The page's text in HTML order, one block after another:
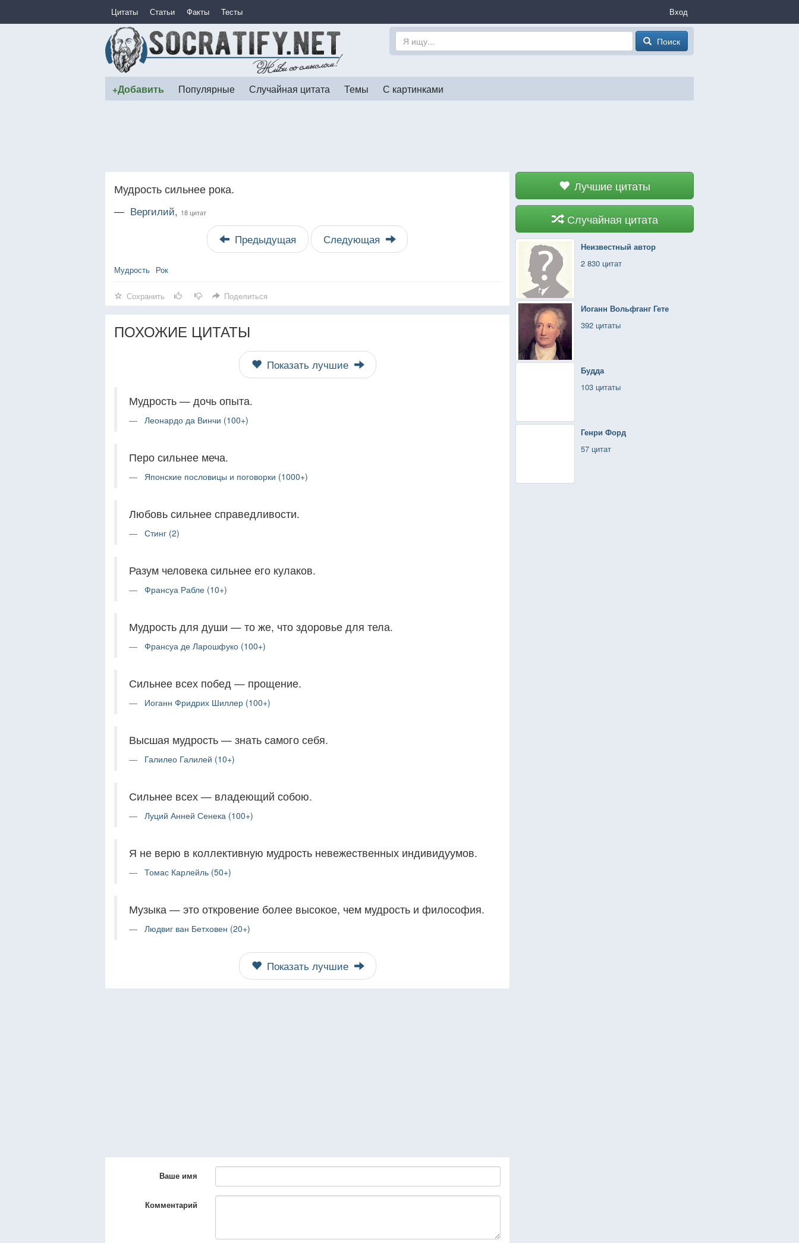
Цитаты Статьи Факты Тесты Вход
Поиск
+Добавить Популярные Случайная цитата Темы С картинками
Лучшие цитаты
Случайная цитата
Неизвестный автор
2 830 цитат
Иоганн Вольфганг Гете
392 цитаты
Будда
103 цитаты
Генри Форд
57 цитат
Мудрость сильнее рока.
— Вергилий, 18 цитат
Предыдущая Следующая
Мудрость Рок
Сохранить Поделиться
ПОХОЖИЕ ЦИТАТЫ
Показать лучшие
Мудрость — дочь опыта.
Леонардо да Винчи (100+)
Перо сильнее меча.
Японские пословицы и поговорки (1000+)
Любовь сильнее справедливости.
Стинг (2)
Разум человека сильнее его кулаков.
Франсуа Рабле (10+)
Мудрость для души — то же, что здоровье для тела.
Франсуа де Ларошфуко (100+)
Сильнее всех побед — прощение.
Иоганн Фридрих Шиллер (100+)
Высшая мудрость — знать самого себя.
Галилео Галилей (10+)
Сильнее всех — владеющий собою.
Луций Анней Сенека (100+)
Я не верю в коллективную мудрость невежественных индивидуумов.
Томас Карлейль (50+)
Музыка — это откровение более высокое, чем мудрость и философия.
Людвиг ван Бетховен (20+)
Показать лучшие
Ваше имя
Комментарий